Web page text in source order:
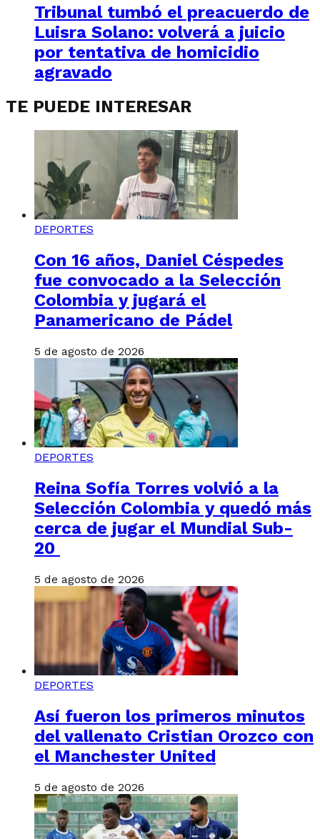
Tribunal tumbó el preacuerdo de
Luisra Solano: volverá a juicio
por tentativa de homicidio
agravado
TE PUEDE INTERESAR
DEPORTES
Con 16 años, Daniel Céspedes
fue convocado a la Selección
Colombia y jugará el
Panamericano de Pádel
5 de agosto de 2026
DEPORTES
Reina Sofía Torres volvió a la
Selección Colombia y quedó más
cerca de jugar el Mundial Sub-
20
5 de agosto de 2026
DEPORTES
Así fueron los primeros minutos
del vallenato Cristian Orozco con
el Manchester United
5 de agosto de 2026